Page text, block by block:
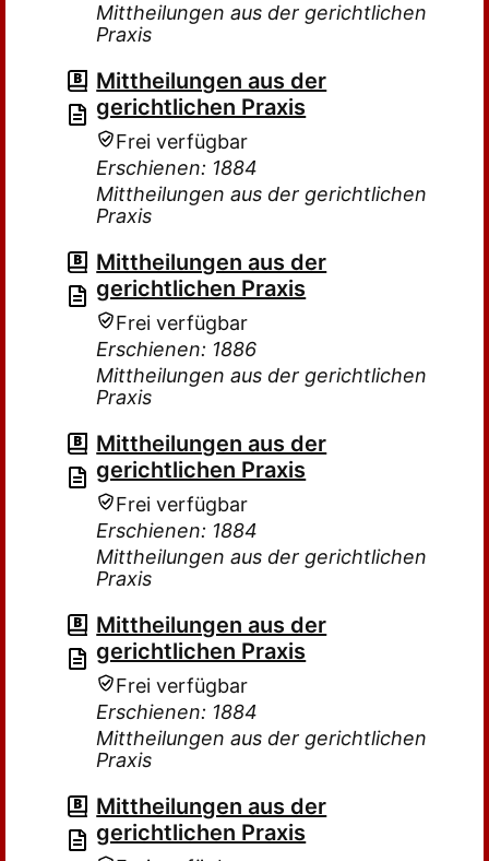
Mittheilungen aus der gerichtlichen
Praxis
Mittheilungen aus der
gerichtlichen Praxis
Frei verfügbar
Erschienen: 1884
Mittheilungen aus der gerichtlichen
Praxis
Mittheilungen aus der
gerichtlichen Praxis
Frei verfügbar
Erschienen: 1886
Mittheilungen aus der gerichtlichen
Praxis
Mittheilungen aus der
gerichtlichen Praxis
Frei verfügbar
Erschienen: 1884
Mittheilungen aus der gerichtlichen
Praxis
Mittheilungen aus der
gerichtlichen Praxis
Frei verfügbar
Erschienen: 1884
Mittheilungen aus der gerichtlichen
Praxis
Mittheilungen aus der
gerichtlichen Praxis